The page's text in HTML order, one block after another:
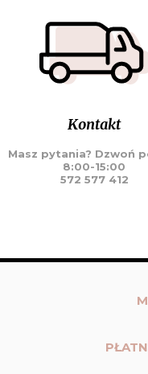
Kontakt
Masz pytania? Dzwoń
8:00-15:00
572 577 412